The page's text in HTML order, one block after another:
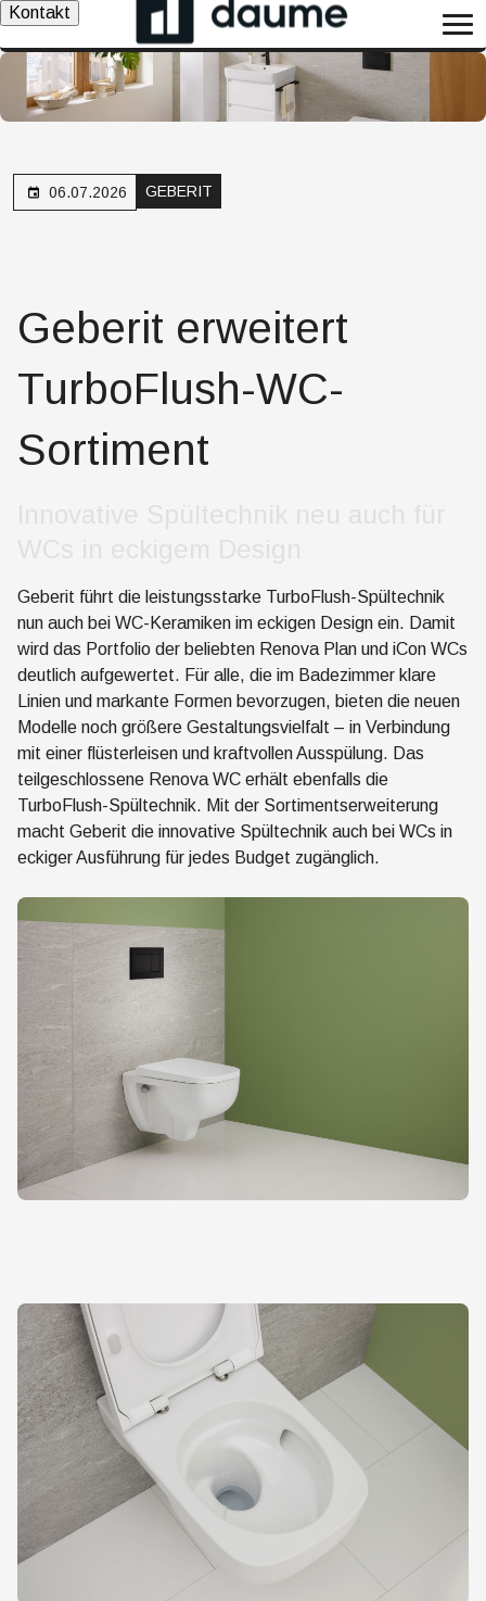
Kontakt
06.07.2026 GEBERIT
Geberit erweitert
TurboFlush-WC-
Sortiment
Geberit führt die leistungsstarke TurboFlush-Spültechnik
nun auch bei WC-Keramiken im eckigen Design ein. Damit
wird das Portfolio der beliebten Renova Plan und iCon WCs
deutlich aufgewertet. Für alle, die im Badezimmer klare
Linien und markante Formen bevorzugen, bieten die neuen
Modelle noch größere Gestaltungsvielfalt – in Verbindung
mit einer flüsterleisen und kraftvollen Ausspülung. Das
teilgeschlossene Renova WC erhält ebenfalls die
TurboFlush-Spültechnik. Mit der Sortimentserweiterung
macht Geberit die innovative Spültechnik auch bei WCs in
eckiger Ausführung für jedes Budget zugänglich.